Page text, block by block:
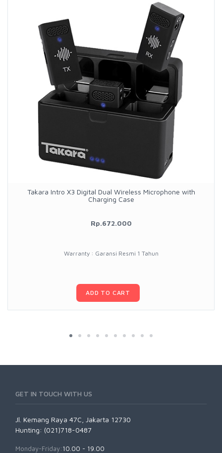
Takara Intro X3 Digital Dual Wireless Microphone with
Charging Case
Rp.672.000
Warranty : Garansi Resmi 1 Tahun
ADD TO CART
GET IN TOUCH WITH US
Jl. Kemang Raya 47C, Jakarta 12730
Hunting: (021)718-0487
Monday-Friday:10.00 - 19.00